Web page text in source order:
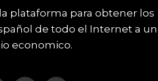
plataforma para obtener los
de todo el Internet a un
economico.